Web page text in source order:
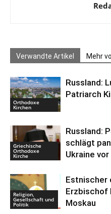
Verwandte Artikel Mehr
Orthodoxe
Kirchen
Russland:
Patriarch
Griechische
Orthodoxe
Kirche
Russland:
schlägt
Ukraine vor
Religion,
Gesellschaft und
Politik
Estnischer
Erzbischof
Moskau